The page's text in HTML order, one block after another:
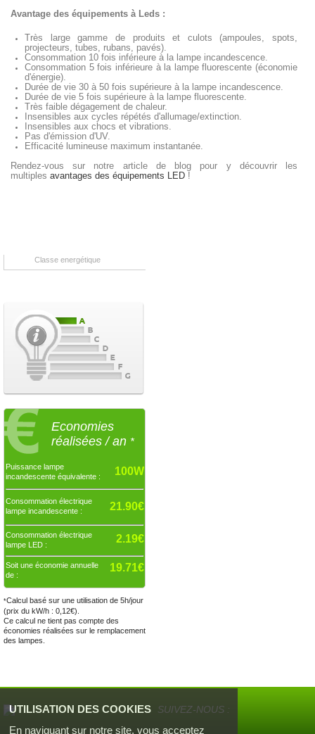
Avantage des équipements à Leds :
Très large gamme de produits et culots (ampoules, spots,
projecteurs, tubes, rubans, pavés).
Consommation 10 fois inférieure à la lampe incandescence.
Consommation 5 fois inférieure à la lampe fluorescente (économie
d'énergie).
Durée de vie 30 à 50 fois supérieure à la lampe incandescence.
Durée de vie 5 fois supérieure à la lampe fluorescente.
Très faible dégagement de chaleur.
Insensibles aux cycles répétés d'allumage/extinction.
Insensibles aux chocs et vibrations.
Pas d'émission d'UV.
Efficacité lumineuse maximum instantanée.
Rendez-vous sur notre article de blog pour y découvrir les
multiples avantages des équipements LED !
Classe energétique
Economies
réalisées / an *
Puissance lampe
incandescente équivalente :
100W
Consommation électrique
lampe incandescente :
21.90€
Consommation électrique
lampe LED :
2.19€
Soit une économie annuelle
de :
19.71€
*Calcul basé sur une utilisation de 5h/jour
(prix du kW/h : 0,12€).
Ce calcul ne tient pas compte des
économies réalisées sur le remplacement
des lampes.
SUIVEZ-NOUS :
UTILISATION DES COOKIES
En naviguant sur notre site, vous acceptez